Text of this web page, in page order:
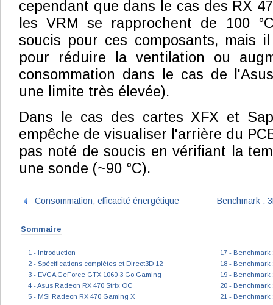
cependant que dans le cas des RX
les VRM se rapprochent de 100
soucis pour ces composants, mais
pour réduire la ventilation ou
consommation dans le cas de
une limite très élevée).
Dans le cas des cartes XFX et
empêche de visualiser l'arrière du
pas noté de soucis en vérifiant la
une sonde (~90 °C).
Consommation, efficacité énergétique Benchmark :
Sommaire
1 - Introduction
2 - Spécifications complètes et Direct3D 12
3 - EVGA GeForce GTX 1060 3 Go Gaming
4 - Asus Radeon RX 470 Strix OC
5 - MSI Radeon RX 470 Gaming X
17 - Benchmark
18 - Benchmark
19 - Benchmark
20 - Benchmark
21 - Benchmark